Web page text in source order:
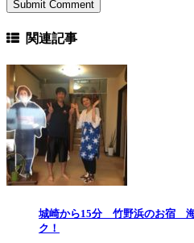
関連記事
城崎から15分 竹野浜のお宿
ク！